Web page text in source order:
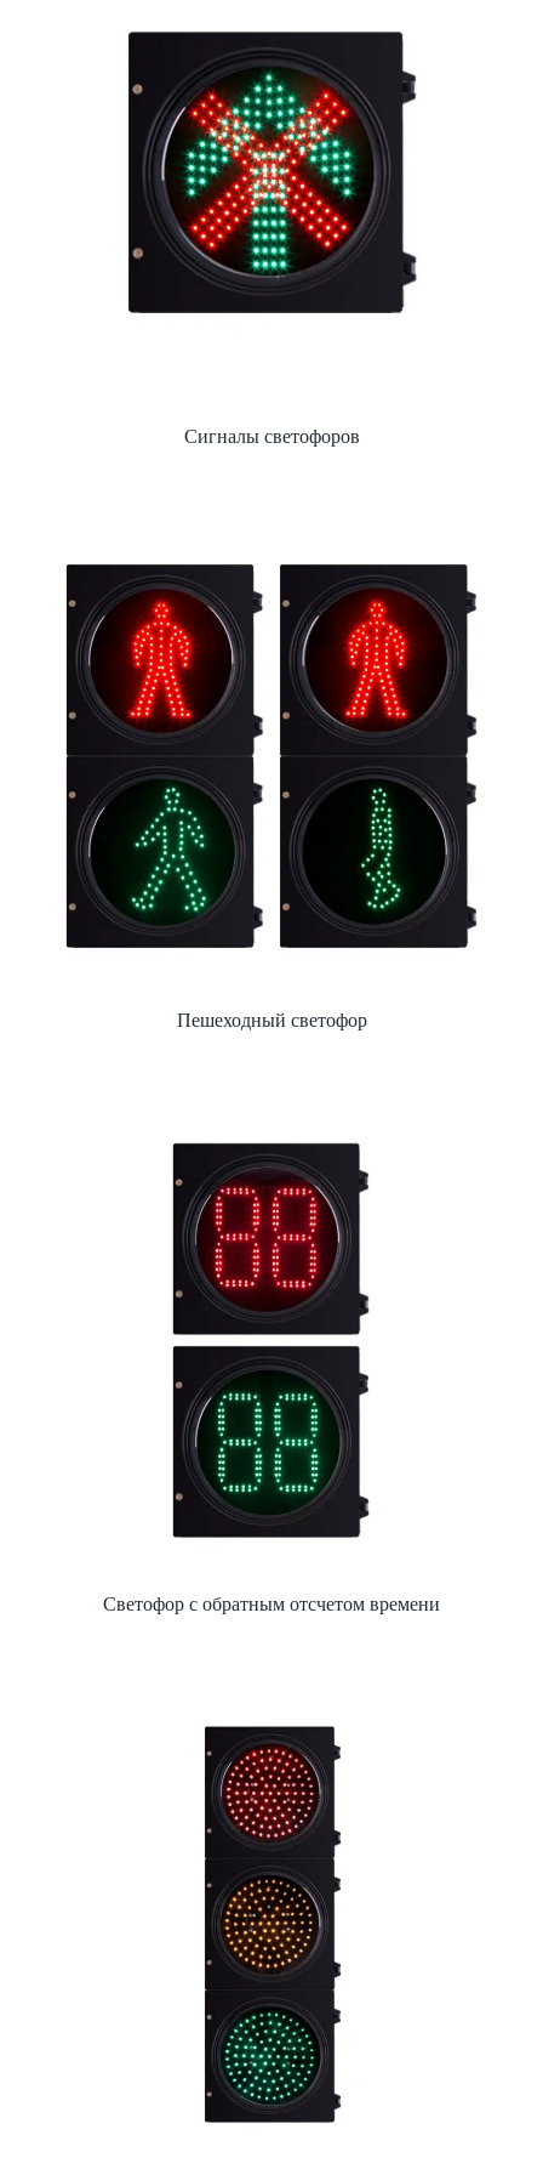
Сигналы светофоров
Пешеходный светофор
Светофор с обратным отсчетом времени